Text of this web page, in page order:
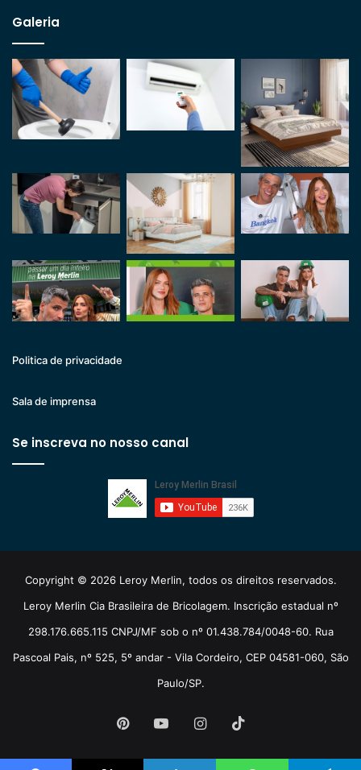
Galeria
Politica de privacidade
Sala de imprensa
Se inscreva no nosso canal
Copyright © 2026 Leroy Merlin, todos os direitos reservados.
Leroy Merlin Cia Brasileira de Bricolagem. Inscrição estadual nº
298.176.665.115 CNPJ/MF sob o nº 01.438.784/0048-60. Rua
Pascoal Pais, nº 525, 5º andar - Vila Cordeiro, CEP 04581-060, São
Paulo/SP.
PinterestYouTubeInstagram